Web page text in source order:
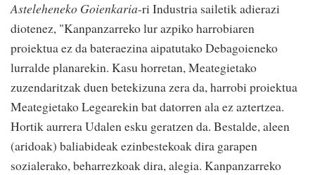
Asteleheneko Goienkaria-ri Industria sailetik adierazi
diotenez, "Kanpanzarreko lur azpiko harrobiaren
proiektua ez da bateraezina aipatutako Debagoieneko
lurralde planarekin. Kasu horretan, Meategietako
zuzendaritzak duen betekizuna zera da, harrobi proiektua
Meategietako Legearekin bat datorren ala ez aztertzea.
Hortik aurrera Udalen esku geratzen da. Bestalde, aleen
(aridoak) baliabideak ezinbestekoak dira garapen
sozialerako, beharrezkoak dira, alegia. Kanpanzarreko